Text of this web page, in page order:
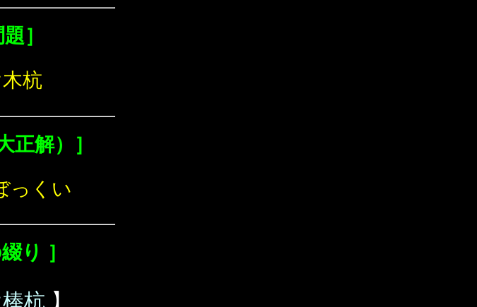
］
杭
正解）］
っくい
り ］
杭 】